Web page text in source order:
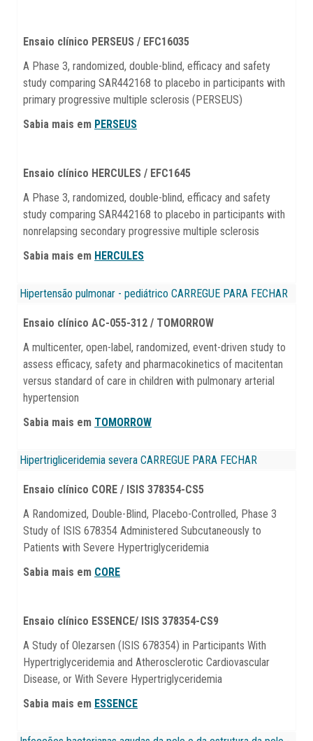
Ensaio clínico PERSEUS / EFC16035
A Phase 3, randomized, double-blind, efficacy and safety
study comparing SAR442168 to placebo in participants with
primary progressive multiple sclerosis (PERSEUS)
Sabia mais em PERSEUS
Ensaio clínico HERCULES / EFC1645
A Phase 3, randomized, double-blind, efficacy and safety
study comparing SAR442168 to placebo in participants with
nonrelapsing secondary progressive multiple sclerosis
Sabia mais em HERCULES
Hipertensão pulmonar - pediátrico CARREGUE PARA FECHAR
Ensaio clínicoAC-055-312 / TOMORROW
A multicenter, open-label, randomized, event-driven study to
assess efficacy, safety and pharmacokinetics of macitentan
versus standard of care in children with pulmonary arterial
hypertension
Sabia mais em TOMORROW
Hipertrigliceridemia severa CARREGUE PARA FECHAR
Ensaio clínico CORE / ISIS 378354-CS5
A Randomized, Double-Blind, Placebo-Controlled, Phase 3
Study of ISIS 678354 Administered Subcutaneously to
Patients with Severe Hypertriglyceridemia
Sabia mais em CORE
Ensaio clínico ESSENCE/ ISIS 378354-CS9
A Study of Olezarsen (ISIS 678354) in Participants With
Hypertriglyceridemia and Atherosclerotic Cardiovascular
Disease, or With Severe Hypertriglyceridemia
Sabia mais em ESSENCE